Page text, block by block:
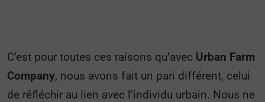
C’est pour toutes ces raisons qu’avec Urban Farm
Company, nous avons fait un pari différent, celui
de réfléchir au lien avec l’individu urbain. Nous ne